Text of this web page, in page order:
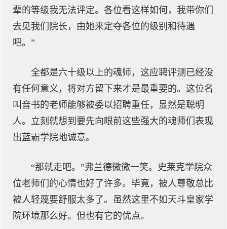
辈的等级我无法评定。各位看这样如何，我带你们
去见我们院长，由她来定夺各位的级别和待遇
吧。”
全都是六十级以上的魂师，这应聘评测已经没
有任何意义，将对方留下来才是最重要的。这位名
叫音书的老师能够被委以招聘重任，显然是聪明
人。立刻就想到要先向眼前这些强大的魂师们表现
出蓝霸学院地诚意。
“那就走吧。”弗兰德微微一笑。史莱克学院众
位老师们的心情也好了许多。毕竟，被人尊敬总比
被人轻蔑要舒服太多了。虽然这里不如天斗皇家学
院环境那么好。但也有它的优点。